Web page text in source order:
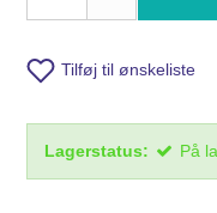
Lagerstatus: På
Tilføj til ønskeliste